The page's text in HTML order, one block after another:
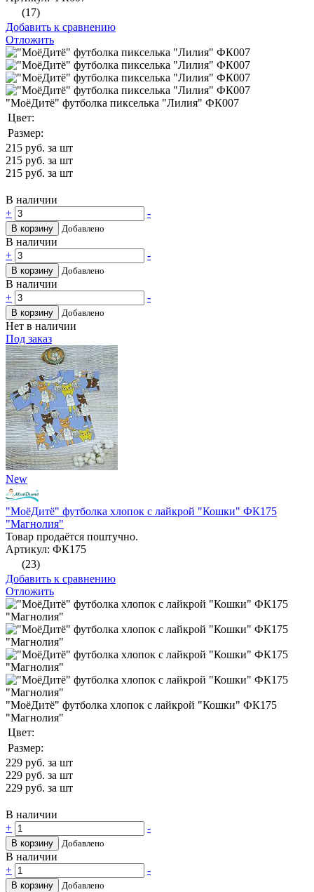
(17)
Добавить к сравнению
Отложить
"МоёДитё" футболка пикселька "Лилия" ФК007
Цвет:
Размер:
215 руб. за шт
215 руб. за шт
215 руб. за шт
В наличии
+
-
В корзину Добавлено
В наличии
+
-
В корзину Добавлено
В наличии
+
-
В корзину Добавлено
Нет в наличии
Под заказ
New
"МоёДитё" футболка хлопок с лайкрой "Кошки" ФК175
"Магнолия"
Товар продаётся поштучно.
Артикул: ФК175
(23)
Добавить к сравнению
Отложить
"МоёДитё" футболка хлопок с лайкрой "Кошки" ФК175
"Магнолия"
Цвет:
Размер:
229 руб. за шт
229 руб. за шт
229 руб. за шт
В наличии
+
-
В корзину Добавлено
В наличии
+
-
В корзину Добавлено